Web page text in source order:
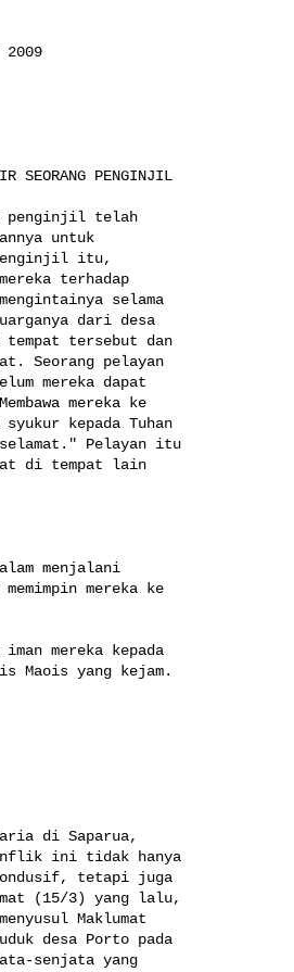
SEORANG PENGINJIL
penginjil telah
untuk
penginjil itu,
terhadap
selama
dari desa
tersebut dan
Seorang pelayan
mereka dapat
mereka ke
kepada Tuhan
selamat." Pelayan itu
di tempat lain
menjalani
mereka ke
mereka kepada
Maois yang kejam.
di Saparua,
ini tidak hanya
tetapi juga
(15/3) yang lalu,
Maklumat
desa Porto pada
senjata yang